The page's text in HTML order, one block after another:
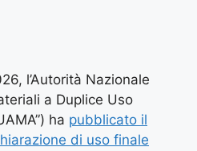
l’Autorità Nazionale
a Duplice Uso
ha pubblicato il
di uso finale